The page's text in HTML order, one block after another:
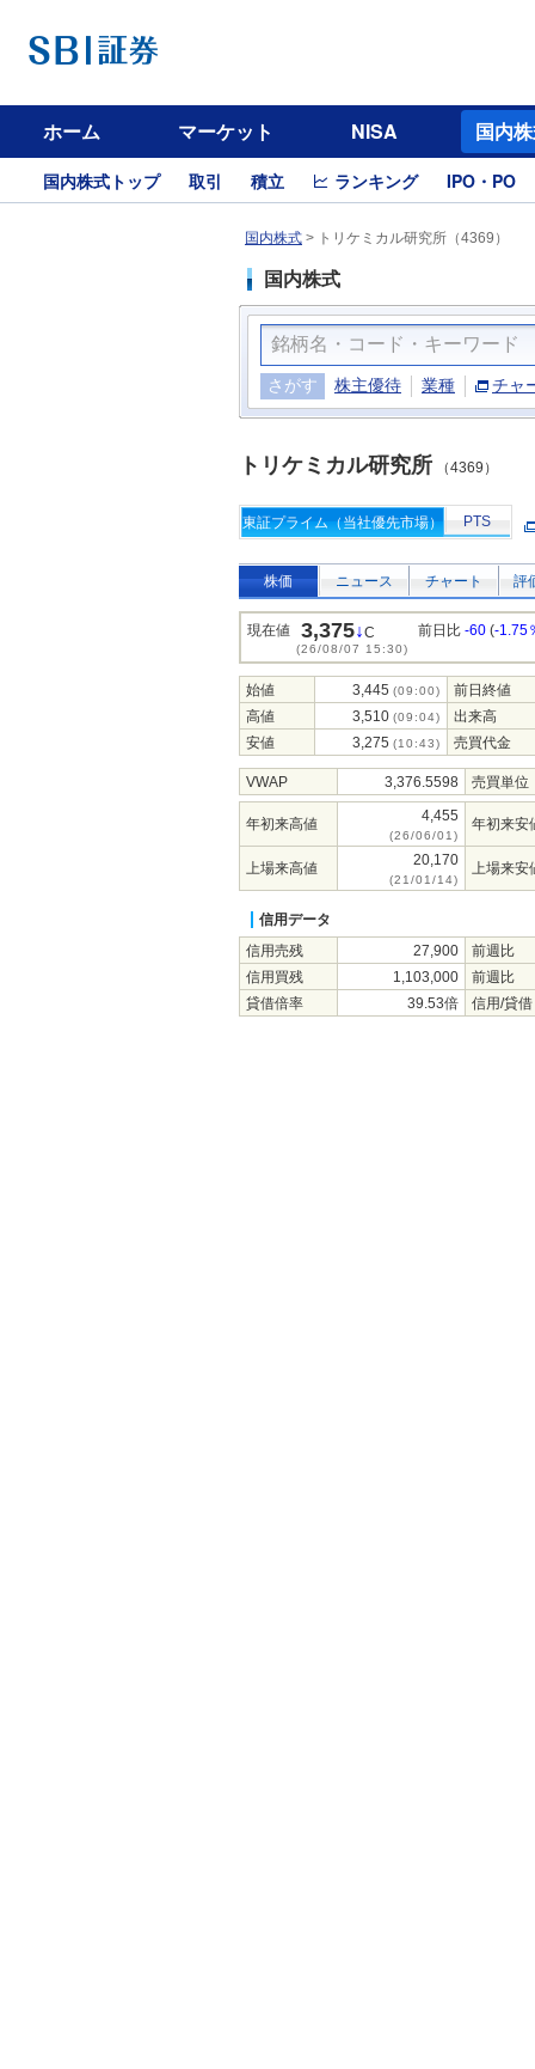
ホーム マーケット NISA 国内
国内株式トップ 取引 積立 ランキング IPO・PO
国内株式 > トリケミカル研究所（4369）
国内株式
さがす 株主優待 業種 チャ
トリケミカル研究所 （4369）
東証プライム（当社優先市場） PTS
株価 ニュース チャート 評
現在値 3,375↓C
(26/08/07 15:30)
前日比 -60 (-1.75
始値 3,445 (09:00)
前日終値
高値
3,510 (09:04)
出来高
安値
3,275 (10:43) 売買代金
VWAP 3,376.5598 売買単位
年初来高値 4,455
(26/06/01)
年初来安
上場来高値 20,170
(21/01/14)
上場来安
信用データ
信用売残
27,900
前週比
信用買残
1,103,000
前週比
貸借倍率
39.53倍 信用/貸借